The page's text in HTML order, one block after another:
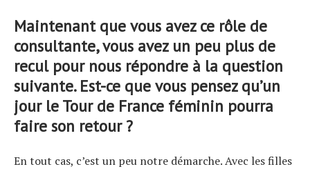
Maintenant que vous avez ce rôle de
consultante, vous avez un peu plus de
recul pour nous répondre à la question
suivante. Est-ce que vous pensez qu’un
jour le Tour de France féminin pourra
faire son retour ?
En tout cas, c’est un peu notre démarche. Avec les filles